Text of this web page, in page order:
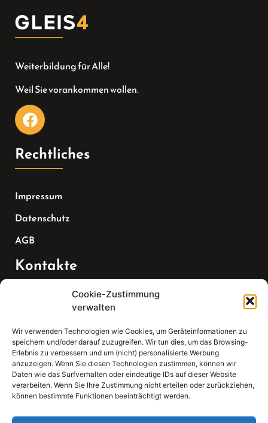
Cookie-Zustimmung
verwalten
Wir verwenden Technologien wie Cookies, um Geräteinformationen zu
speichern und/oder darauf zuzugreifen. Wir tun dies, um das Browsing-
Erlebnis zu verbessern und um (nicht) personalisierte Werbung
anzuzeigen. Wenn Sie diesen Technologien zustimmen, können wir
Daten wie das Surfverhalten oder eindeutige IDs auf dieser Website
verarbeiten. Wenn Sie Ihre Zustimmung nicht erteilen oder zurückziehen,
können bestimmte Funktionen beeinträchtigt werden.
Weiterbildung für Alle!
Weil Sie vorankommen wollen.
Rechtliches
Impressum
Datenschutz
AGB
Kontakte
07147 270 3349
Email:
sekretariat(at)gleis4-seminarzentrum.com
Adresse: